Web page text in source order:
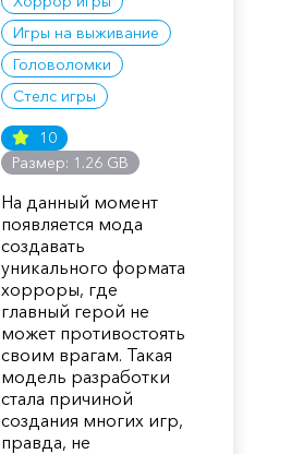
Игры на выживание
Головоломки
Стелс игры
10
Размер: 1.26 GB
На данный момент
появляется мода
создавать
уникального формата
хорроры, где
главный герой не
может противостоять
своим врагам. Такая
модель разработки
стала причиной
создания многих игр,
правда, не